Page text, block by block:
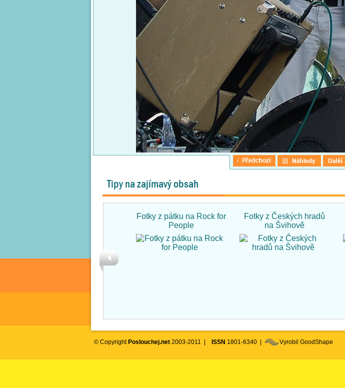
Tipy na zajímavý obsah
Fotky z pátku na Rock for
People
Fotky z Českých hradů
na Švihově
© Copyright Poslouchej.net 2003-2011 | ISSN 1801-6340 | Vyrobil GoodShape